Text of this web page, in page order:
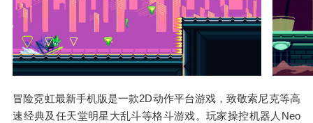
冒险霓虹最新手机版是一款2D动作平台游戏，致敬索尼克等高
速经典及任天堂明星大乱斗等格斗游戏。玩家操控机器人Neo